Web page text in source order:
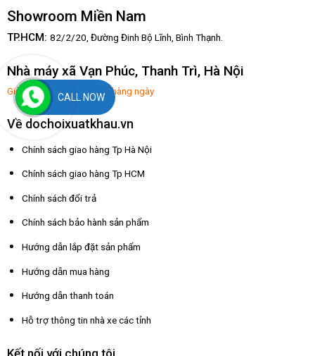
Showroom Miền Nam
TP.HCM: 82/2/20, Đường Đinh Bộ Lĩnh, Bình Thạnh.
Nhà máy xã Vạn Phúc, Thanh Trì, Hà Nội
Giờ mở hàng: 8:00-17:30 hàng ngày
Về dochoixuatkhau.vn
Chính sách giao hàng Tp Hà Nội
Chính sách giao hàng Tp HCM
Chính sách đổi trả
Chính sách bảo hành sản phẩm
Hướng dẫn lắp đặt sản phẩm
Hướng dẫn mua hàng
Hướng dẫn thanh toán
Hỗ trợ thông tin nhà xe các tỉnh
Kết nối với chúng tôi
CALL NOW